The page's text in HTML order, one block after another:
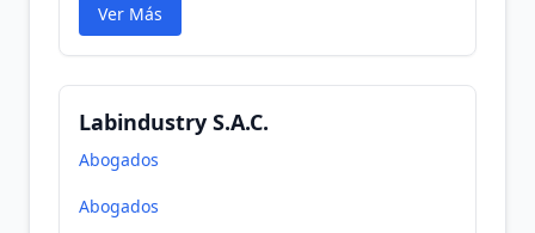
Ver Más
Labindustry S.A.C.
Abogados
Abogados